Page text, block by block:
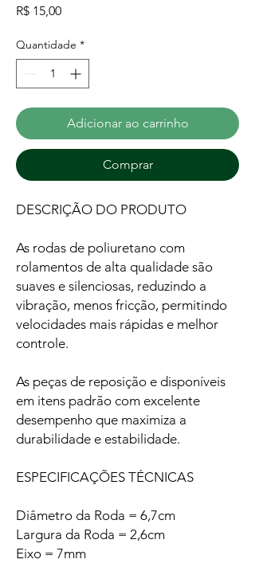
R$ 15,00Preço
Quantidade *
Adicionar ao carrinho
Comprar
DESCRIÇÃO DO PRODUTO
As rodas de poliuretano com
rolamentos de alta qualidade são
suaves e silenciosas, reduzindo a
vibração, menos fricção, permitindo
velocidades mais rápidas e melhor
controle.
As peças de reposição e disponíveis
em itens padrão com excelente
desempenho que maximiza a
durabilidade e estabilidade.
ESPECIFICAÇÕES TÉCNICAS
Diâmetro da Roda = 6,7cm
Largura da Roda = 2,6cm
Eixo = 7mm